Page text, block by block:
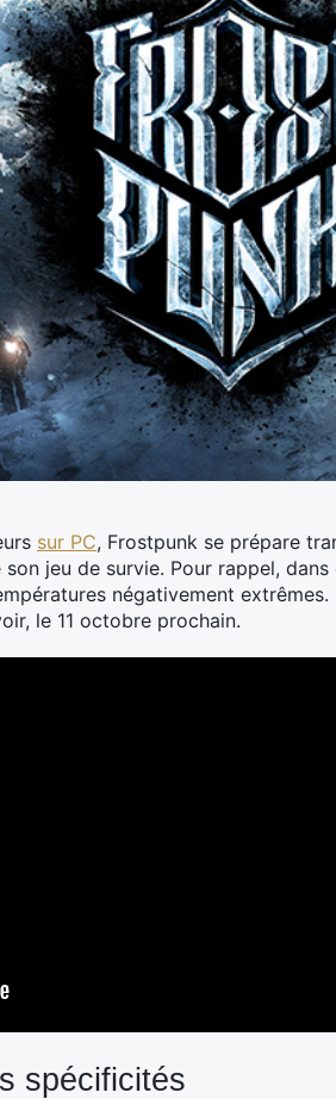
sur PC, Frostpunk se prépare
jeu de survie. Pour rappel,
négativement
le 11 octobre prochain.
spécificités